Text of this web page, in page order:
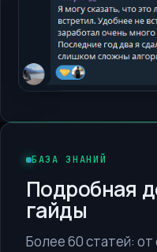
БАЗА ЗНАНИЙ
Подробная
гайды
Более 60 статей: